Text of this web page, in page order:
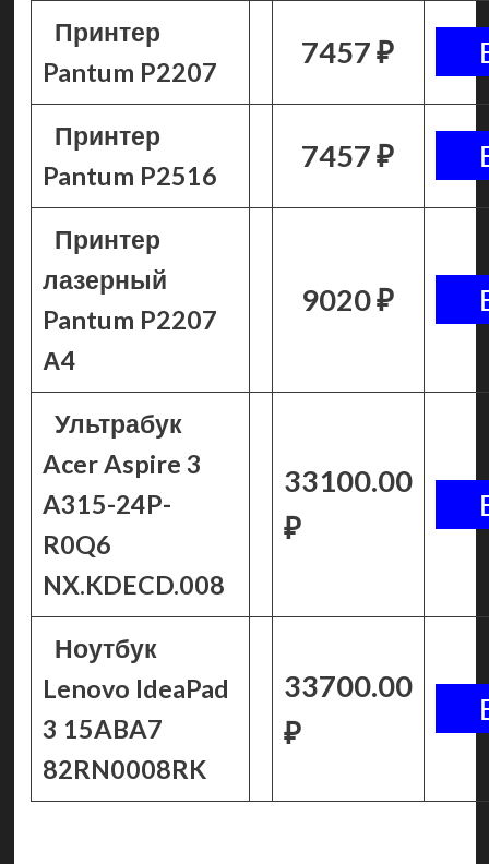
Принтер
Pantum P2207
7457 ₽
Принтер
Pantum P2516
7457 ₽
Принтер
лазерный
Pantum P2207
А4
9020 ₽
Ультрабук
Acer Aspire 3
A315-24P-
R0Q6
NX.KDECD.008
33100.00
₽
Ноутбук
Lenovo IdeaPad
3 15ABA7
82RN0008RK
33700.00
₽